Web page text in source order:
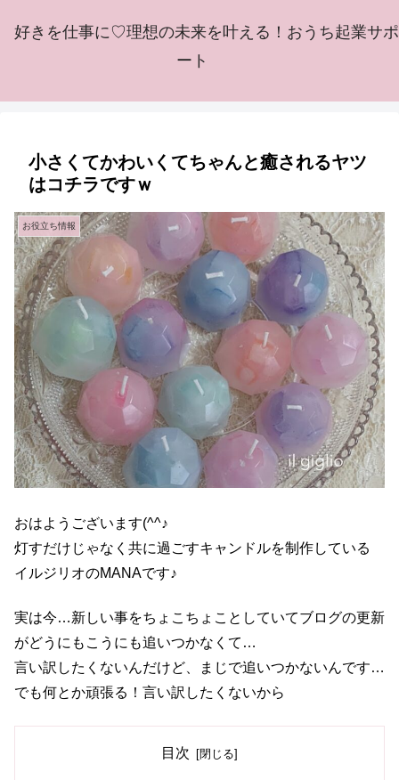
好きを仕事に♡理想の未来を叶える！おうち起業サポ
ート
小さくてかわいくてちゃんと癒されるヤツ
はコチラですｗ
お役立ち情報
おはようございます(^^♪
灯すだけじゃなく共に過ごすキャンドルを制作している
イルジリオのMANAです♪
実は今…新しい事をちょこちょことしていてブログの更新
がどうにもこうにも追いつかなくて…
言い訳したくないんだけど、まじで追いつかないんです…
でも何とか頑張る！言い訳したくないから
目次